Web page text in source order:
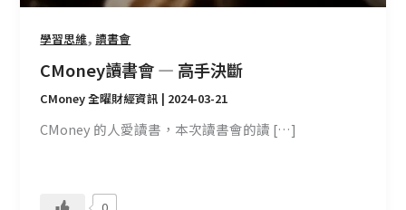
學習思維,讀書會
CMoney讀書會 — 高手決斷
CMoney 全曜財經資訊 | 2024-03-21
CMoney 的人愛讀書，本次讀書會的讀 […]